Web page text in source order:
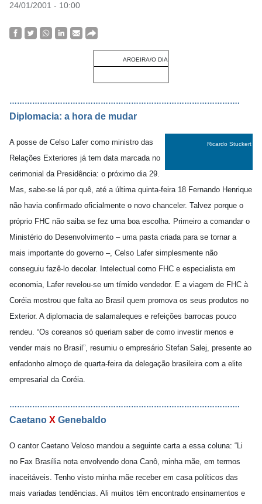
24/01/2001 - 10:00
AROEIRA/O DIA
……………………………………………………………………………….
Diplomacia: a hora de mudar
Ricardo Stuckert
A posse de Celso Lafer como ministro das
Relações Exteriores já tem data marcada no
cerimonial da Presidência: o próximo dia 29.
Mas, sabe-se lá por quê, até a última quinta-feira 18 Fernando Henrique
não havia confirmado oficialmente o novo chanceler. Talvez porque o
próprio FHC não saiba se fez uma boa escolha. Primeiro a comandar o
Ministério do Desenvolvimento – uma pasta criada para se tornar a
mais importante do governo –, Celso Lafer simplesmente não
conseguiu fazê-lo decolar. Intelectual como FHC e especialista em
economia, Lafer revelou-se um tímido vendedor. E a viagem de FHC à
Coréia mostrou que falta ao Brasil quem promova os seus produtos no
Exterior. A diplomacia de salamaleques e refeições barrocas pouco
rendeu. “Os coreanos só queriam saber de como investir menos e
vender mais no Brasil”, resumiu o empresário Stefan Salej, presente ao
enfadonho almoço de quarta-feira da delegação brasileira com a elite
empresarial da Coréia.
……………………………………………………………………………….
Caetano X Genebaldo
O cantor Caetano Veloso mandou a seguinte carta a essa coluna: “Li
no Fax Brasília nota envolvendo dona Canô, minha mãe, em termos
inaceitáveis. Tenho visto minha mãe receber em casa políticos das
mais variadas tendências. Ali muitos têm encontrado ensinamentos e